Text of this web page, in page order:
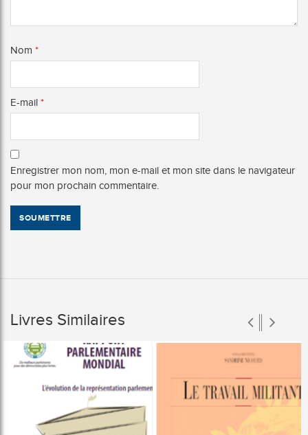
Nom *
E-mail *
Enregistrer mon nom, mon e-mail et mon site dans le navigateur
pour mon prochain commentaire.
Livres Similaires